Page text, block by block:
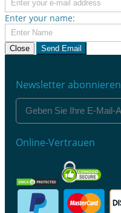
Enter your name:
Close Send Email
Newsletter abonnieren
Online-Vertrauen